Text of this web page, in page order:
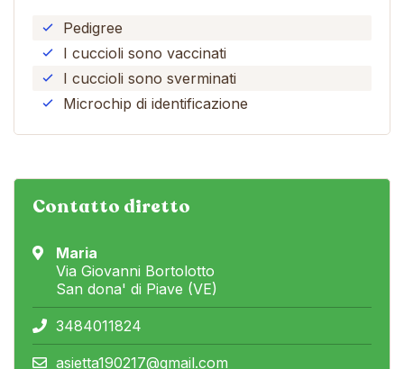
Pedigree
I cuccioli sono vaccinati
I cuccioli sono sverminati
Microchip di identificazione
Contatto diretto
Maria
Via Giovanni Bortolotto
San dona' di Piave (VE)
3484011824
asietta190217@gmail.com